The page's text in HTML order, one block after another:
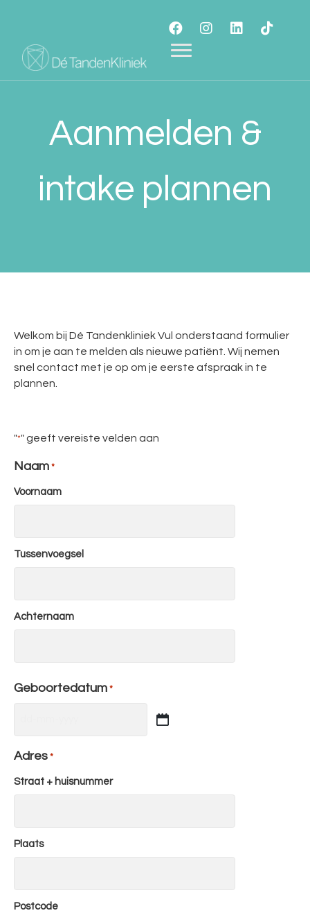
Aanmelden &
intake plannen
Welkom bij Dé Tandenkliniek Vul onderstaand formulier
in om je aan te melden als nieuwe patiënt. Wij nemen
snel contact met je op om je eerste afspraak in te
plannen.
"*" geeft vereiste velden aan
Naam *
Voornaam
Tussenvoegsel
Achternaam
Geboortedatum *
MM
Adres *
Straat + huisnummer
Plaats
Postcode